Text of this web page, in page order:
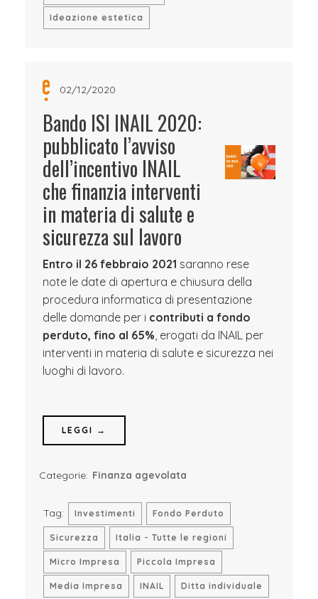
Ideazione estetica
02/12/2020
Bando ISI INAIL 2020:
pubblicato l’avviso
dell’incentivo INAIL
che finanzia interventi
in materia di salute e
sicurezza sul lavoro
Entro il 26 febbraio 2021 saranno rese
note le date di apertura e chiusura della
procedura informatica di presentazione
delle domande per i contributi a fondo
perduto, fino al 65%, erogati da INAIL per
interventi in materia di salute e sicurezza nei
luoghi di lavoro.
LEGGI →
Categorie: Finanza agevolata
Tag: Investimenti Fondo Perduto
Sicurezza Italia - Tutte le regioni
Micro Impresa Piccola Impresa
Media Impresa INAIL Ditta individuale